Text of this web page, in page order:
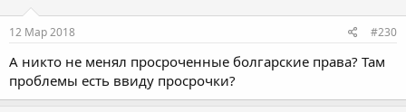
12 Мар 2018 #230
А никто не менял просроченные болгарские права? Там
проблемы есть ввиду просрочки?